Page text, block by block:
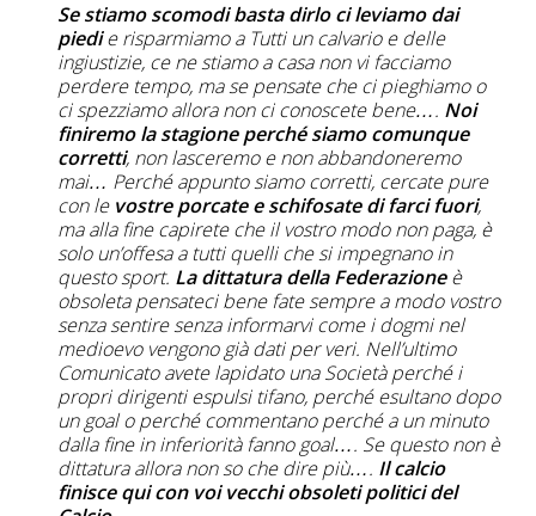
Se stiamo scomodi basta dirlo ci leviamo dai
piedie risparmiamo a Tutti un calvario e delle
ingiustizie, ce ne stiamo a casa non vi facciamo
perdere tempo, ma se pensate che ci pieghiamo o
ci spezziamo allora non ci conoscete bene…. Noi
finiremo la stagione perché siamo comunque
corretti, non lasceremo e non abbandoneremo
mai… Perché appunto siamo corretti, cercate pure
con le vostre porcate e schifosate di farci fuori,
ma alla fine capirete che il vostro modo non paga, è
solo un’offesa a tutti quelli che si impegnano in
questo sport. La dittatura della Federazioneè
obsoleta pensateci bene fate sempre a modo vostro
senza sentire senza informarvi come i dogmi nel
medioevo vengono già dati per veri. Nell’ultimo
Comunicato avete lapidato una Società perché i
propri dirigenti espulsi tifano, perché esultano dopo
un goal o perché commentano perché a un minuto
dalla fine in inferiorità fanno goal…. Se questo non è
dittatura allora non so che dire più…. Il calcio
finisce qui con voi vecchi obsoleti politici del